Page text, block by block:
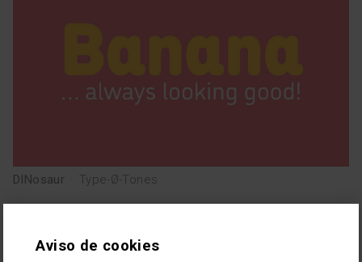
DINosaur Type-Ø-Tones
Aviso de cookies